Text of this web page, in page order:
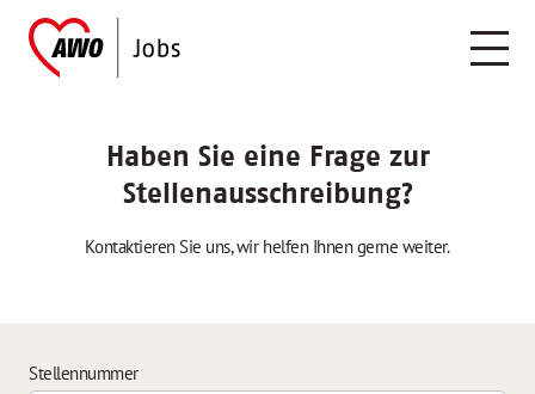
Haben Sie eine Frage zur
Stellenausschreibung?
Kontaktieren Sie uns, wir helfen Ihnen gerne weiter.
Stellennummer